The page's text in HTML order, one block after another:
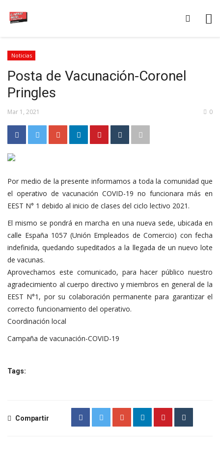
Noticias
Posta de Vacunación-Coronel
Pringles
Mar 1, 2021 0
Por medio de la presente informamos a toda la comunidad que
el operativo de vacunación COVID-19 no funcionara más en
EEST N° 1 debido al inicio de clases del ciclo lectivo 2021.
El mismo se pondrá en marcha en una nueva sede, ubicada en
calle España 1057 (Unión Empleados de Comercio) con fecha
indefinida, quedando supeditados a la llegada de un nuevo lote
de vacunas.
Aprovechamos este comunicado, para hacer público nuestro
agradecimiento al cuerpo directivo y miembros en general de la
EEST N°1, por su colaboración permanente para garantizar el
correcto funcionamiento del operativo.
Coordinación local
Campaña de vacunación-COVID-19
Tags:
Compartir